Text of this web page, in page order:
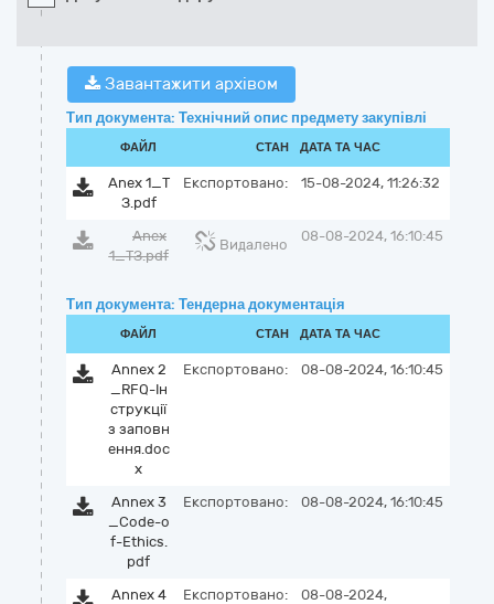
Завантажити архівом
Тип документа: Технічний опис предмету закупівлі
ФАЙЛ СТАН ДАТА ТА ЧАС
Anex 1_Т
З.pdf
Експортовано: 15-08-2024, 11:26:32
Anex
1_ТЗ.pdf
Видалено
08-08-2024, 16:10:45
Тип документа: Тендерна документація
ФАЙЛ СТАН ДАТА ТА ЧАС
Annex 2
_RFQ-Ін
струкції
з заповн
ення.doc
x
Експортовано: 08-08-2024, 16:10:45
Annex 3
_Code-o
f-Ethics.
pdf
Експортовано: 08-08-2024, 16:10:45
Annex 4 Експортовано: 08-08-2024,